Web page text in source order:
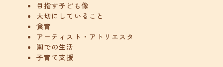
目指す子ども像
大切にしていること
食育
アーティスト・アトリエスタ
園での生活
子育て支援